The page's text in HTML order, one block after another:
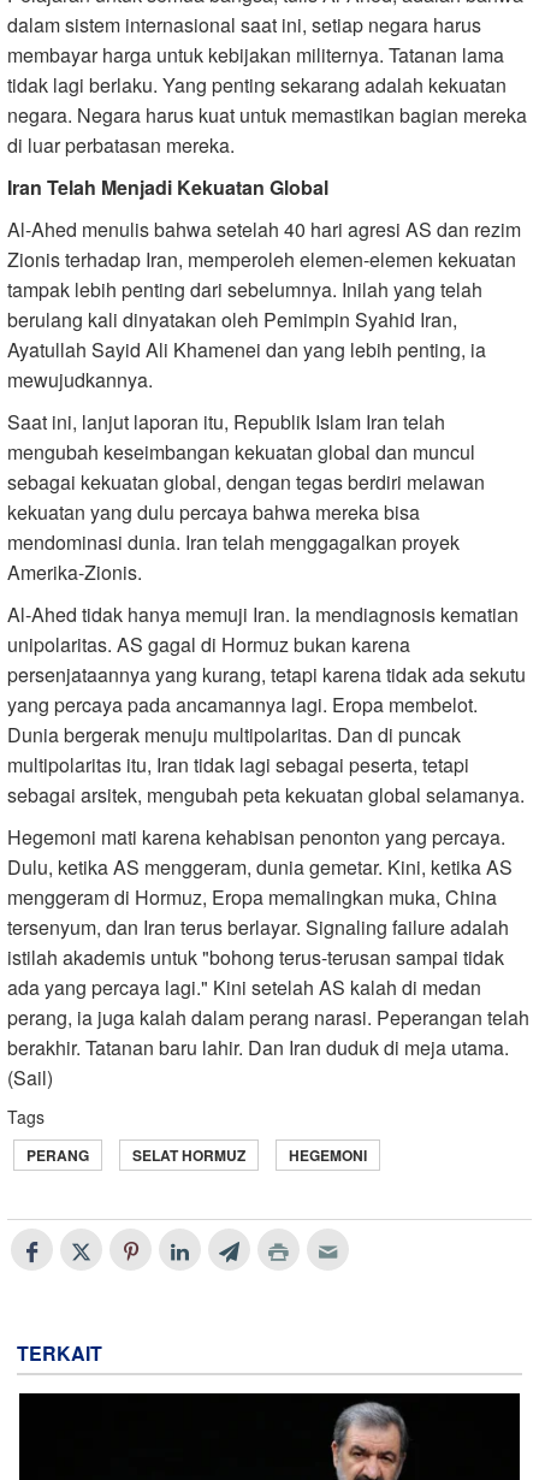
dalam sistem internasional saat ini, setiap negara harus
membayar harga untuk kebijakan militernya. Tatanan lama
tidak lagi berlaku. Yang penting sekarang adalah kekuatan
negara. Negara harus kuat untuk memastikan bagian mereka
di luar perbatasan mereka.
Iran Telah Menjadi Kekuatan Global
Al-Ahed menulis bahwa setelah 40 hari agresi AS dan rezim
Zionis terhadap Iran, memperoleh elemen-elemen kekuatan
tampak lebih penting dari sebelumnya. Inilah yang telah
berulang kali dinyatakan oleh Pemimpin Syahid Iran,
Ayatullah Sayid Ali Khamenei dan yang lebih penting, ia
mewujudkannya.
Saat ini, lanjut laporan itu, Republik Islam Iran telah
mengubah keseimbangan kekuatan global dan muncul
sebagai kekuatan global, dengan tegas berdiri melawan
kekuatan yang dulu percaya bahwa mereka bisa
mendominasi dunia. Iran telah menggagalkan proyek
Amerika-Zionis.
Al-Ahed tidak hanya memuji Iran. Ia mendiagnosis kematian
unipolaritas. AS gagal di Hormuz bukan karena
persenjataannya yang kurang, tetapi karena tidak ada sekutu
yang percaya pada ancamannya lagi. Eropa membelot.
Dunia bergerak menuju multipolaritas. Dan di puncak
multipolaritas itu, Iran tidak lagi sebagai peserta, tetapi
sebagai arsitek, mengubah peta kekuatan global selamanya.
Hegemoni mati karena kehabisan penonton yang percaya.
Dulu, ketika AS menggeram, dunia gemetar. Kini, ketika AS
menggeram di Hormuz, Eropa memalingkan muka, China
tersenyum, dan Iran terus berlayar. Signaling failure adalah
istilah akademis untuk "bohong terus-terusan sampai tidak
ada yang percaya lagi." Kini setelah AS kalah di medan
perang, ia juga kalah dalam perang narasi. Peperangan telah
berakhir. Tatanan baru lahir. Dan Iran duduk di meja utama.
(Sail)
Tags
PERANG SELAT HORMUZ HEGEMONI
TERKAIT